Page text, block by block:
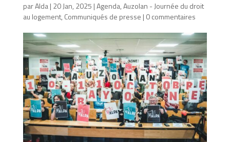
parAlda| 20 Jan, 2025 |Agenda,Auzolan - Journée du droit
au logement, Communiqués de presse | 0 commentaires